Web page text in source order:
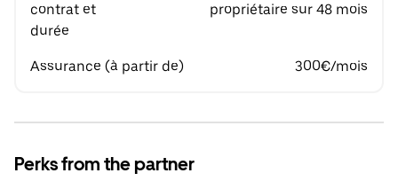
contrat et
durée
propriétaire sur 48 mois
Assurance (à partir de) 300€/mois
Perks from the partner